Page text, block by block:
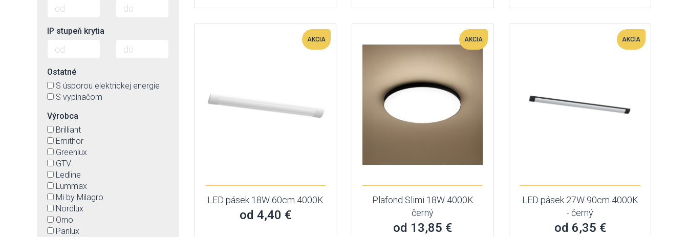
AKCIA
LED pásek 18W 60cm 4000K
od 4,40 €
AKCIA
Plafond Slimi 18W 4000K
černý
od 13,85 €
AKCIA
LED pásek 27W 90cm 4000K
- černý
od 6,35 €
IP stupeň krytia
Ostatné
S úsporou elektrickej energie
S vypínačom
Výrobca
Brilliant
Emithor
Greenlux
GTV
Ledline
Lummax
Mi by Milagro
Nordlux
Orno
Panlux